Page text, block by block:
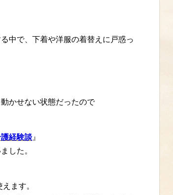
中で、下着や洋服の着替えに戸惑っ
かせない状態だったので
経験談 』
した。
ます。